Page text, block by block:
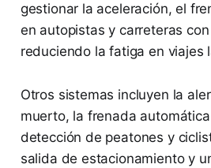
gestionar la aceleración, el
en autopistas y carreteras
reduciendo la fatiga en viajes
Otros sistemas incluyen la
muerto, la frenada
detección de peatones y
salida de estacionamiento y